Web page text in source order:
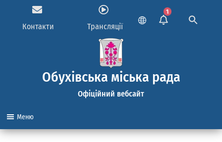
Контакти Трансляції
1
Обухівська міська рада
Офіційний вебсайт
Меню